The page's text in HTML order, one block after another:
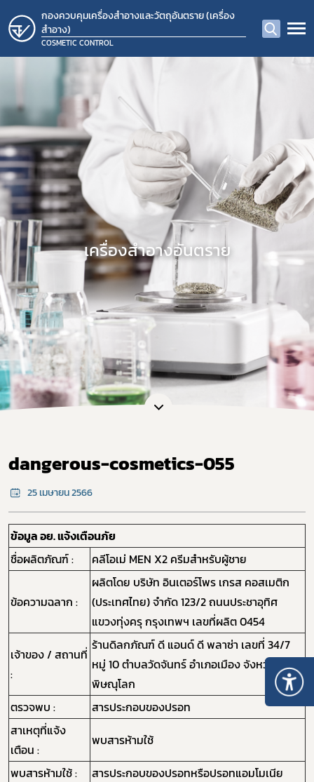
กองควบคุมเครื่องสำอางและวัตถุอันตราย (เครื่อง
สำอาง)
COSMETIC CONTROL
​เครื่องสำอางอันตราย
dangerous-cosmetics-055
25 เมษายน 2566
ข้อมูล อย. แจ้งเตือนภัย
ชื่อผลิตภัณฑ์ :
คลีโอเม่ MEN X2 ครีมสำหรับผู้ชาย
ข้อความฉลาก :
ผลิตโดย บริษัท อินเตอร์โพร เกรส คอสเมติก
(ประเทศไทย) จำกัด 123/2 ถนนประชาอุทิศ
แขวงทุ่งครุ กรุงเทพฯ เลขที่ผลิต 0454
เจ้าของ / สถานที่
:
ร้านดิลกภัณฑ์ ดี แอนด์ ดี พลาซ่า เลขที่ 34/7
หมู่ 10 ตำบลวัดจันทร์ อำเภอเมือง จังหวัด
พิษณุโลก
ตรวจพบ :
สารประกอบของปรอท
สาเหตุที่แจ้ง
เตือน :
พบสารห้ามใช้
พบสารห้ามใช้ :
สารประกอบของปรอทหรือปรอทแอมโมเนีย